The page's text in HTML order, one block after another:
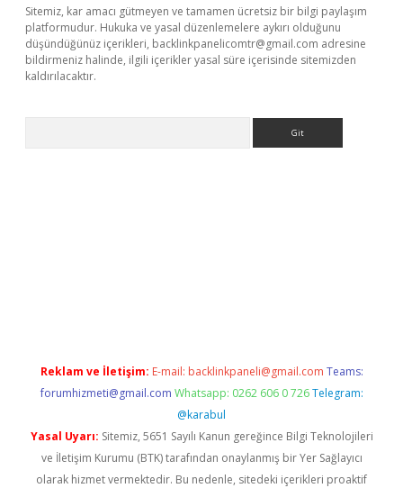
Sitemiz, kar amacı gütmeyen ve tamamen ücretsiz bir bilgi paylaşım
platformudur. Hukuka ve yasal düzenlemelere aykırı olduğunu
düşündüğünüz içerikleri, backlinkpanelicomtr@gmail.com adresine
bildirmeniz halinde, ilgili içerikler yasal süre içerisinde sitemizden
kaldırılacaktır.
Reklam ve İletişim: E-mail: backlinkpaneli@gmail.com Teams:
forumhizmeti@gmail.com Whatsapp: 0262 606 0 726 Telegram:
@karabul
Yasal Uyarı: Sitemiz, 5651 Sayılı Kanun gereğince Bilgi Teknolojileri
ve İletişim Kurumu (BTK) tarafından onaylanmış bir Yer Sağlayıcı
olarak hizmet vermektedir. Bu nedenle, sitedeki içerikleri proaktif